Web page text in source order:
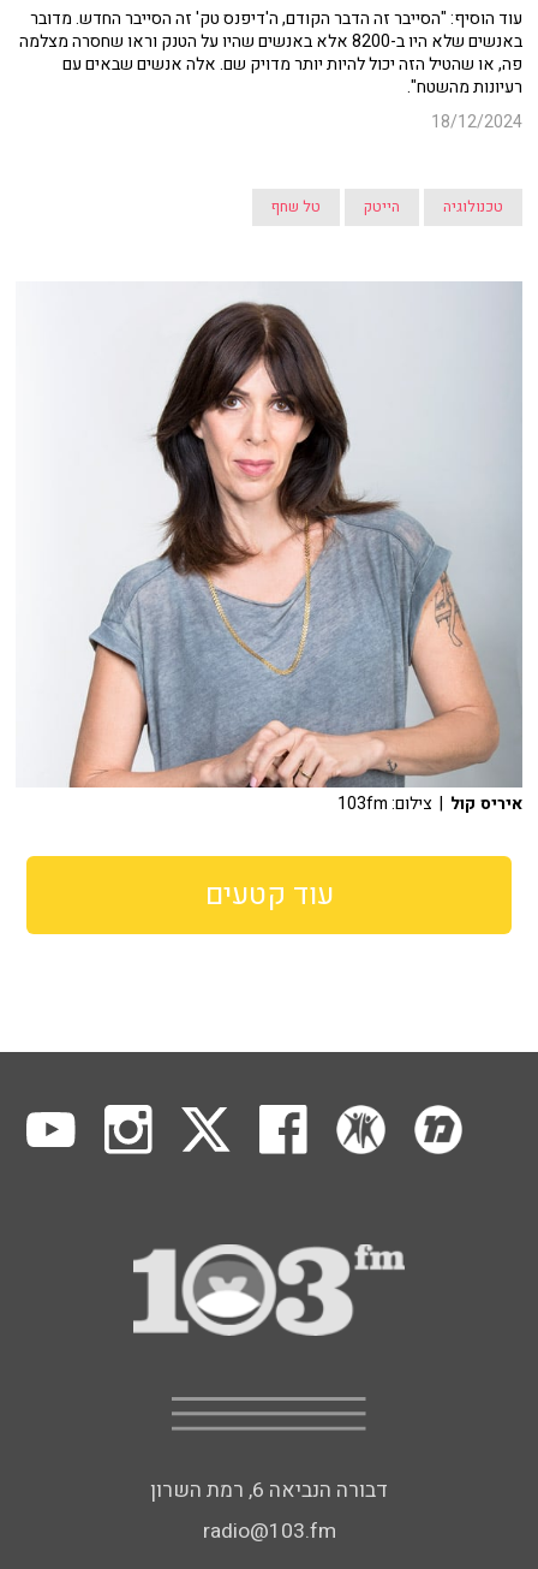
עוד הוסיף: "הסייבר זה הדבר הקודם, ה'דיפנס טק' זה הסייבר החדש. מדובר
באנשים שלא היו ב-8200 אלא באנשים שהיו על הטנק וראו שחסרה מצלמה
פה, או שהטיל הזה יכול להיות יותר מדויק שם. אלה אנשים שבאים עם
רעיונות מהשטח".
18/12/2024
טכנולוגיה הייטק טל שחף
איריס קול | צילום: 103fm
עוד קטעים
דבורה הנביאה 6, רמת השרון
radio@103.fm